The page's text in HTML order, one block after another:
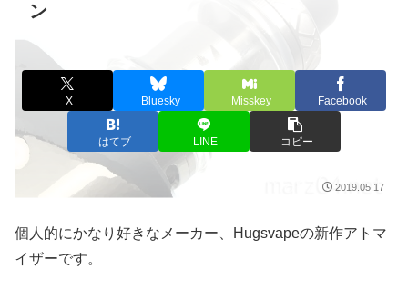
ン
X Bluesky Misskey Facebook
はてブ LINE コピー
2019.05.17
個人的にかなり好きなメーカー、Hugsvapeの新作アトマ
イザーです。